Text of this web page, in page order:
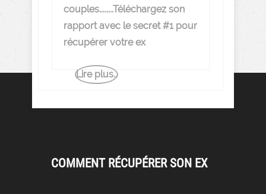
couples........Téléchargez son
rapport avec le secret #1 pour
récupérer votre ex
Lire plus..
COMMENT RÉCUPÉRER SON EX